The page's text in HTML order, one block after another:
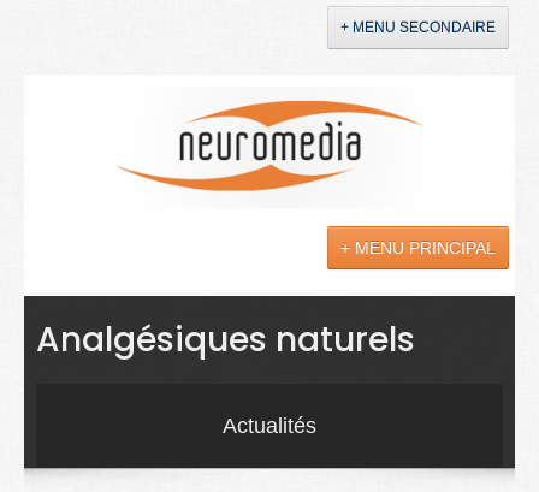
+ MENU SECONDAIRE
+ MENU PRINCIPAL
Actualités
Soins
Analgésiques naturels
Actualités